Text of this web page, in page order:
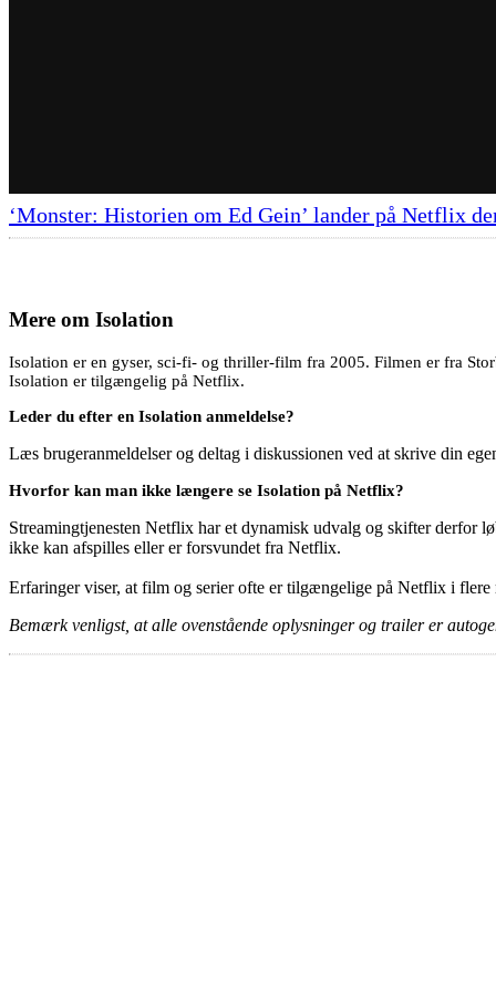
‘Monster: Historien om Ed Gein’ lander på Netflix
Mere om Isolation
Isolation er en gyser, sci-fi- og thriller-film fra 2005. Filmen er fra
Isolation er tilgængelig på Netflix.
Leder du efter en Isolation anmeldelse?
Læs brugeranmeldelser og deltag i diskussionen ved at skrive din
Hvorfor kan man ikke længere se Isolation på Netflix?
Streamingtjenesten Netflix har et dynamisk udvalg og skifter derfor
ikke kan afspilles eller er forsvundet fra Netflix.
Erfaringer viser, at film og serier ofte er tilgængelige på Netflix i flere
Bemærk venligst, at alle ovenstående oplysninger og trailer er